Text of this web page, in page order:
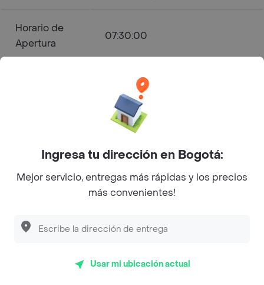
Horario de
Apertura
07:30:00
19:30:00
Al Alma - Las Vegas Z. I. Menú a
Domicilio
Ingresa tu dirección en Bogotá:
Mejor servicio, entregas más rápidas y los precios
más convenientes!
Usar mi ubicación actual